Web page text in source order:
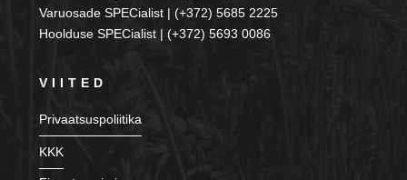
Varuosade SPECialist | (+372) 5685 2225
Hoolduse SPECialist | (+372) 5693 0086
VIITED
Privaatsuspoliitika
KKK